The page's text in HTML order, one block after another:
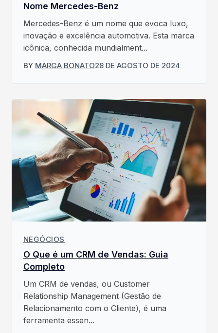
Nome Mercedes-Benz
Mercedes-Benz é um nome que evoca luxo,
inovação e excelência automotiva. Esta marca
icônica, conhecida mundialment...
BY MARGA BONATO28 DE AGOSTO DE 2024
NEGÓCIOS
O Que é um CRM de Vendas: Guia
Completo
Um CRM de vendas, ou Customer
Relationship Management (Gestão de
Relacionamento com o Cliente), é uma
ferramenta essen...